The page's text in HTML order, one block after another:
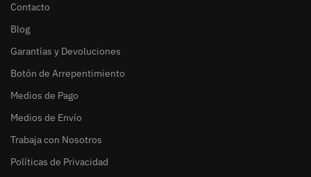
Contacto
Blog
Garantías y Devoluciones
Botón de Arrepentimiento
Medios de Pago
Medios de Envío
Trabaja con Nosotros
Políticas de Privacidad